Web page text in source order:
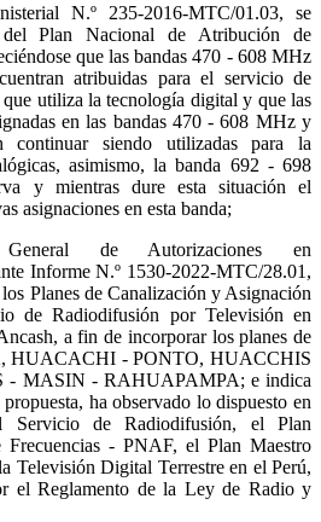
N.º 235-2016-MTC/01.03, se
Plan Nacional de Atribución de
que las bandas 470 - 608 MHz
atribuidas para el servicio de
utiliza la tecnología digital y que las
en las bandas 470 - 608 MHz y
siendo utilizadas para la
asimismo, la banda 692 - 698
y mientras dure esta situación el
asignaciones en esta banda;
de Autorizaciones en
Informe N.º 1530-2022-MTC/28.01,
Planes de Canalización y Asignación
de Radiodifusión por Televisión en
a fin de incorporar los planes de
HUACACHI - PONTO, HUACCHIS
MASIN - RAHUAPAMPA; e indica
ha observado lo dispuesto en
Servicio de Radiodifusión, el Plan
- PNAF, el Plan Maestro
Televisión Digital Terrestre en el Perú,
el Reglamento de la Ley de Radio y